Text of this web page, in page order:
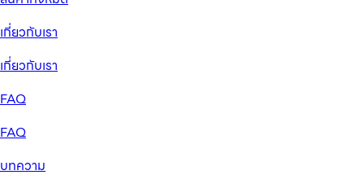
เกี่ยวกับเรา
เกี่ยวกับเรา
FAQ
FAQ
บทความ